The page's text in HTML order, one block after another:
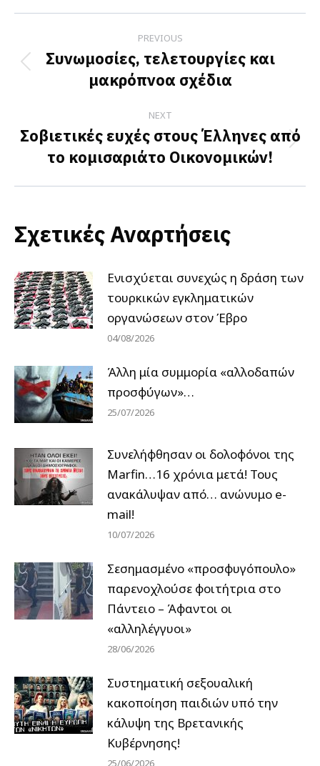
Facebook
X
LinkedIn
navigation
PREVIOUS
Previous
post:
Συνωμοσίες, τελετουργίες και
μακρόπνοα σχέδια
NEXT
Next
post:
Σοβιετικές ευχές στους Έλληνες από
το κομισαριάτο Οικονομικών!
Σχετικές Αναρτήσεις
Ενισχύεται συνεχώς η δράση των
τουρκικών εγκληματικών
οργανώσεων στον Έβρο
04/08/2026
Άλλη μία συμμορία «αλλοδαπών
προσφύγων»…
25/07/2026
Συνελήφθησαν οι δολοφόνοι της
Marfin…16 χρόνια μετά! Τους
ανακάλυψαν από… ανώνυμο e-
mail!
10/07/2026
Σεσημασμένο «προσφυγόπουλο»
παρενοχλούσε φοιτήτρια στο
Πάντειο – Άφαντοι οι
«αλληλέγγυοι»
28/06/2026
Συστηματική σεξουαλική
κακοποίηση παιδιών υπό την
κάλυψη της Βρετανικής
Κυβέρνησης!
25/06/2026